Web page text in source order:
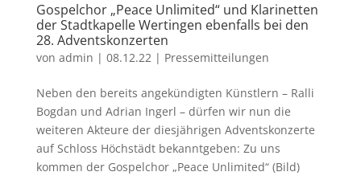
Gospelchor „Peace Unlimited“ und Klarinetten
der Stadtkapelle Wertingen ebenfalls bei den
28. Adventskonzerten
von admin | 08.12.22| Pressemitteilungen
Neben den bereits angekündigten Künstlern – Ralli
Bogdan und Adrian Ingerl – dürfen wir nun die
weiteren Akteure der diesjährigen Adventskonzerte
auf Schloss Höchstädt bekanntgeben: Zu uns
kommen der Gospelchor „Peace Unlimited“ (Bild)